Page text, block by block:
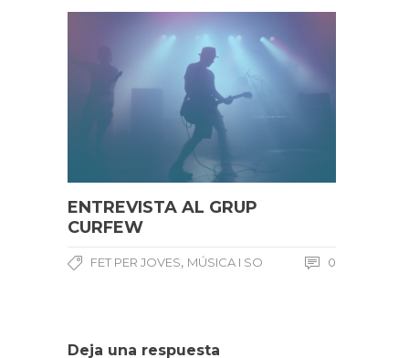
ENTREVISTA AL GRUP
CURFEW
FET PER JOVES, MÚSICA I SO 0
Deja una respuesta